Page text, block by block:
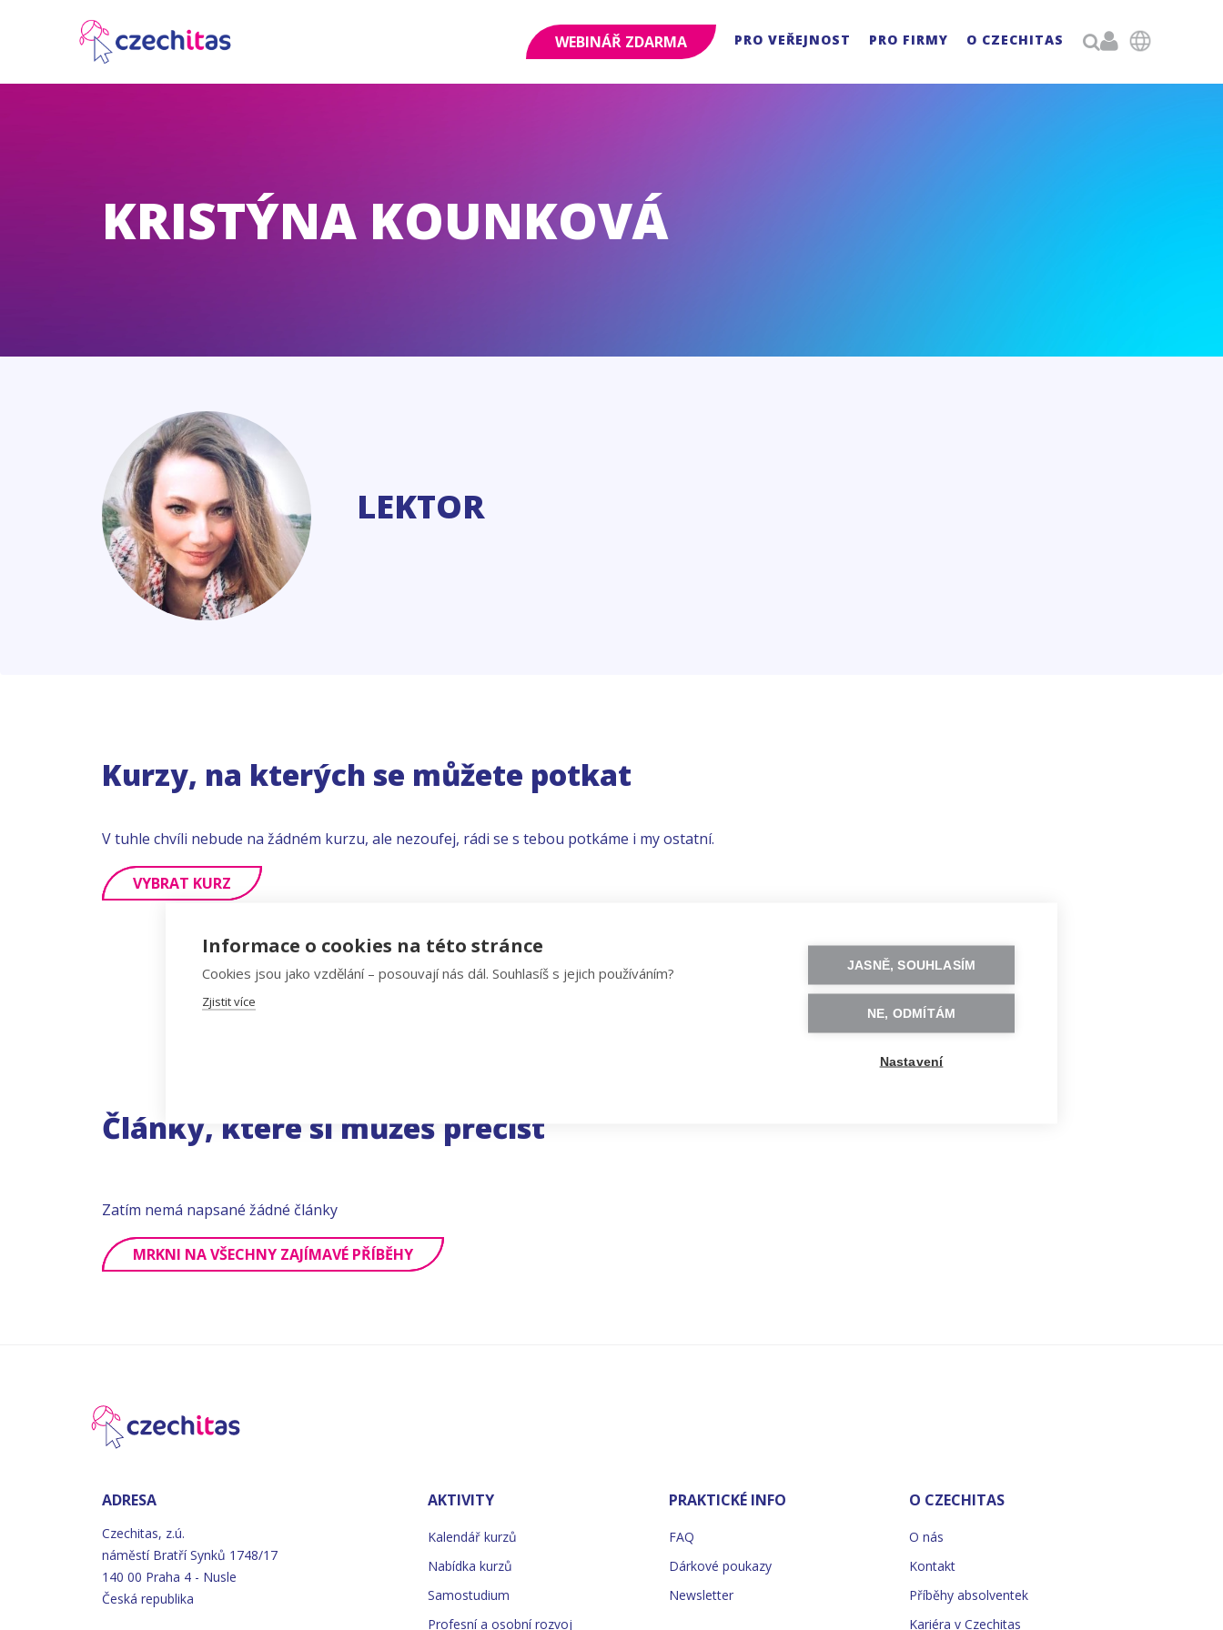
WEBINÁŘ ZDARMA PRO VEŘEJNOST PRO FIRMY O CZECHITAS 
KRISTÝNA KOUNKOVÁ
LEKTOR
Kurzy, na kterých se můžete potkat
V tuhle chvíli nebude na žádném kurzu, ale nezoufej, rádi se s tebou potkáme i my ostatní.
VYBRAT KURZ
Články, které si můžeš přečíst
Zatím nemá napsané žádné články
MRKNI NA VŠECHNY ZAJÍMAVÉ PŘÍBĚHY
ADRESA
Czechitas, z.ú.
náměstí Bratří Synků 1748/17
140 00 Praha 4 - Nusle
Česká republika
AKTIVITY
Kalendář kurzů
Nabídka kurzů
Samostudium
Profesní a osobní rozvoj
PRAKTICKÉ INFO
FAQ
Dárkové poukazy
Newsletter
O CZECHITAS
O nás
Kontakt
Příběhy absolventek
Kariéra v Czechitas
Informace o cookies na této stránce
Cookies jsou jako vzdělání – posouvají nás dál. Souhlasíš s jejich používáním?
Zjistit více
JASNĚ, SOUHLASÍM
NE, ODMÍTÁM
Nastavení